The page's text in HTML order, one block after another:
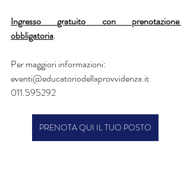
Ingresso gratuito con prenotazione
obbligatoria.
Per maggiori informazioni:
eventi@educatoriodellaprovvidenza.it
011.595292
PRENOTA QUI IL TUO POSTO